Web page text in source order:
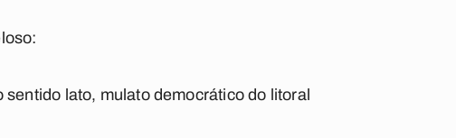
sentido lato, mulato democrático do litoral